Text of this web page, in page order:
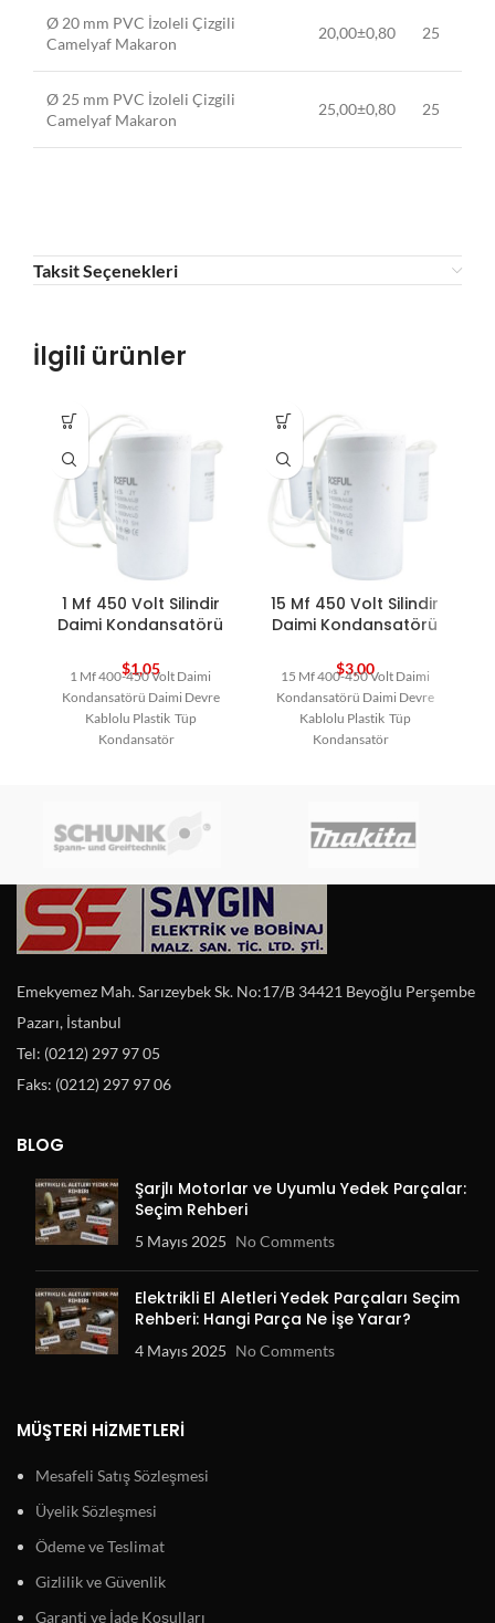
Ø 20 mm PVC İzoleli Çizgili
Camelyaf Makaron
20,00±0,80 25
Ø 25 mm PVC İzoleli Çizgili
Camelyaf Makaron
25,00±0,80 25
Taksit Seçenekleri
İlgili ürünler
1 Mf 450 Volt Silindir
Daimi Kondansatörü
$1,05
1 Mf 400-450 Volt Daimi
Kondansatörü Daimi Devre
Kablolu Plastik Tüp
Kondansatör
15 Mf 450 Volt Silindir
Daimi Kondansatörü
$3,00
15 Mf 400-450 Volt Daimi
Kondansatörü Daimi Devre
Kablolu Plastik Tüp
Kondansatör
Emekyemez Mah. Sarızeybek Sk. No:17/B 34421 Beyoğlu Perşembe
Pazarı, İstanbul
Tel: (0212) 297 97 05
Faks: (0212) 297 97 06
BLOG
Şarjlı Motorlar ve Uyumlu Yedek Parçalar:
Seçim Rehberi
5 Mayıs 2025 No Comments
Elektrikli El Aletleri Yedek Parçaları Seçim
Rehberi: Hangi Parça Ne İşe Yarar?
4 Mayıs 2025 No Comments
MÜŞTERI HIZMETLERI
Mesafeli Satış Sözleşmesi
Üyelik Sözleşmesi
Ödeme ve Teslimat
Gizlilik ve Güvenlik
Garanti ve İade Koşulları